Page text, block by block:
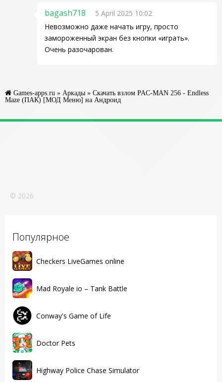
Популярное
Checkers LiveGames online
Mad Royale io – Tank Battle
Conway's Game of Life
Doctor Pets
Highway Police Chase Simulator
bagash718
5 April 2025 10:02
Невозможно даже начать игру, просто
замороженный экран без кнопки «играть».
Очень разочарован.
Games-apps.ru » Аркады » Скачать взлом PAC-MAN 256 - Endless
Maze (ПАК) [МОД Меню] на Андроид
© 2026